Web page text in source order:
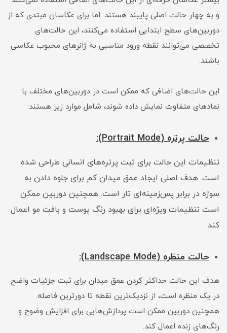
و به چهار حالت اصلی پایبند هستند. اما برای عکاسان مبتدی که از
دوربین‌های سطح ابتدایی استفاده می‌کنند، این حالت‌های
تخصصی می‌توانند نقطه ورود مناسبی به ژانرهای محبوب عکاسی
باشند.
این حالت‌های اضافی که ممکن است در دوربین‌های مختلف با
نمادهای متفاوت نمایش داده شوند، شامل موارد زیر هستند:
حالت پرتره (Portrait Mode):
تنظیمات این حالت برای ثبت پرتره‌های انسانی طراحی شده
است. هدف اصلی ایجاد عمق میدان کم برای جلوه دادن به
سوژه در برابر پس‌زمینه‌ای تار است. همچنین دوربین ممکن
است تنظیمات ویژه‌ای برای بهبود رنگ پوست و بافت مو اعمال
کند.
حالت منظره (Landscape Mode):
هدف این حالت حداکثر کردن عمق میدان برای ثبت جزئیات واضح
در یک منظره است، از نزدیک‌ترین نقطه تا دورترین فاصله.
همچنین دوربین ممکن است پردازش‌هایی برای افزایش وضوح و
رنگ‌های زنده اعمال کند.